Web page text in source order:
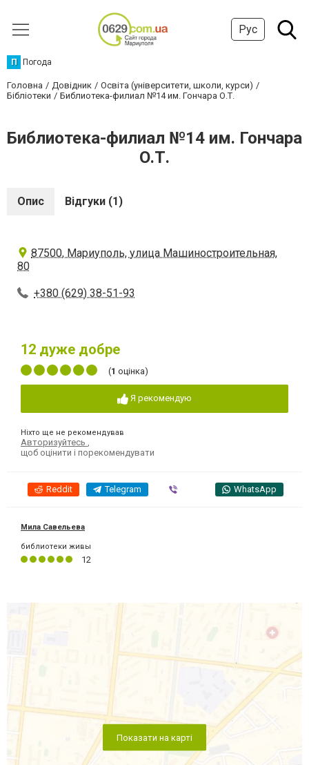
Рус
П Погода
Головна Довідник
Освіта (університети, школи, курси)
Бібліотеки
Библиотека-филиал №14 им. Гончара О.Т.
Библиотека-филиал №14 им. Гончара
О.Т.
Опис Відгуки (1)
87500, Мариуполь, улица Машиностроительная,
80
+380 (629) 38-51-93
12 дуже добре
(1 оцінка)
Я рекомендую
Ніхто ще не рекомендував
Авторизуйтесь
щоб оцінити і порекомендувати
Reddit Telegram WhatsApp
Мила Савельева
библиотеки живы
12
Показати на карті